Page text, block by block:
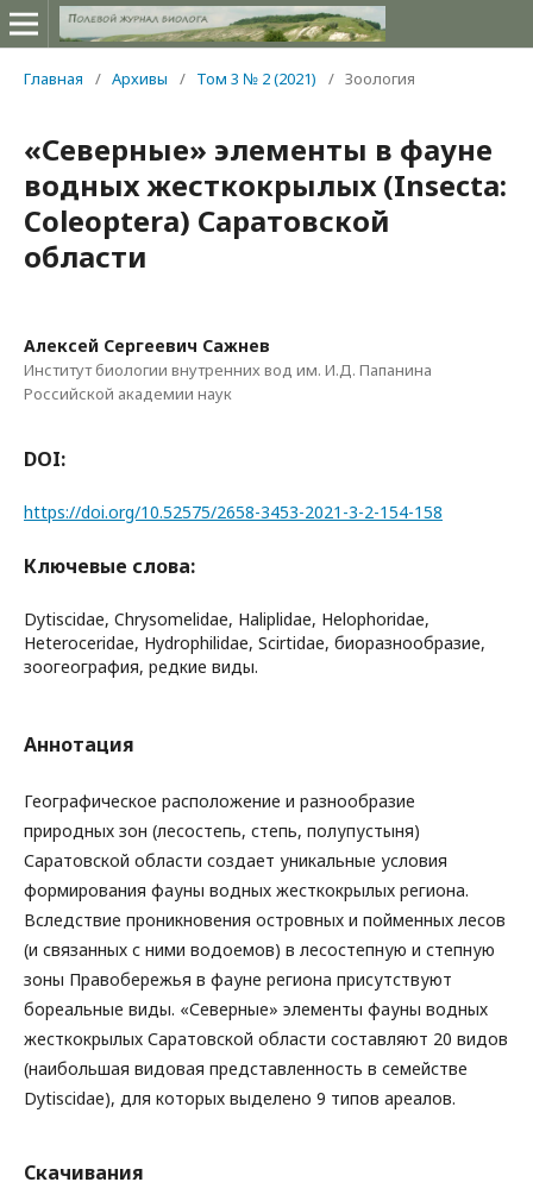
Главная / Архивы / Том 3 № 2 (2021) / Зоология
«Северные» элементы в фауне
водных жесткокрылых (Insecta:
Coleoptera) Саратовской
области
Алексей Сергеевич Сажнев
Институт биологии внутренних вод им. И.Д. Папанина
Российской академии наук
DOI:
https://doi.org/10.52575/2658-3453-2021-3-2-154-158
Ключевые слова:
Dytiscidae, Chrysomelidae, Haliplidae, Helophoridae,
Heteroceridae, Hydrophilidae, Scirtidae, биоразнообразие,
зоогеография, редкие виды.
Аннотация
Географическое расположение и разнообразие
природных зон (лесостепь, степь, полупустыня)
Саратовской области создает уникальные условия
формирования фауны водных жесткокрылых региона.
Вследствие проникновения островных и пойменных лесов
(и связанных с ними водоемов) в лесостепную и степную
зоны Правобережья в фауне региона присутствуют
бореальные виды. «Северные» элементы фауны водных
жесткокрылых Саратовской области составляют 20 видов
(наибольшая видовая представленность в семействе
Dytiscidae), для которых выделено 9 типов ареалов.
Скачивания